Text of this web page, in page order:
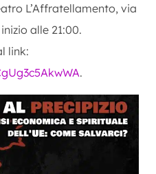
L’Affratellamento, via
alle 21:00.
link:
.